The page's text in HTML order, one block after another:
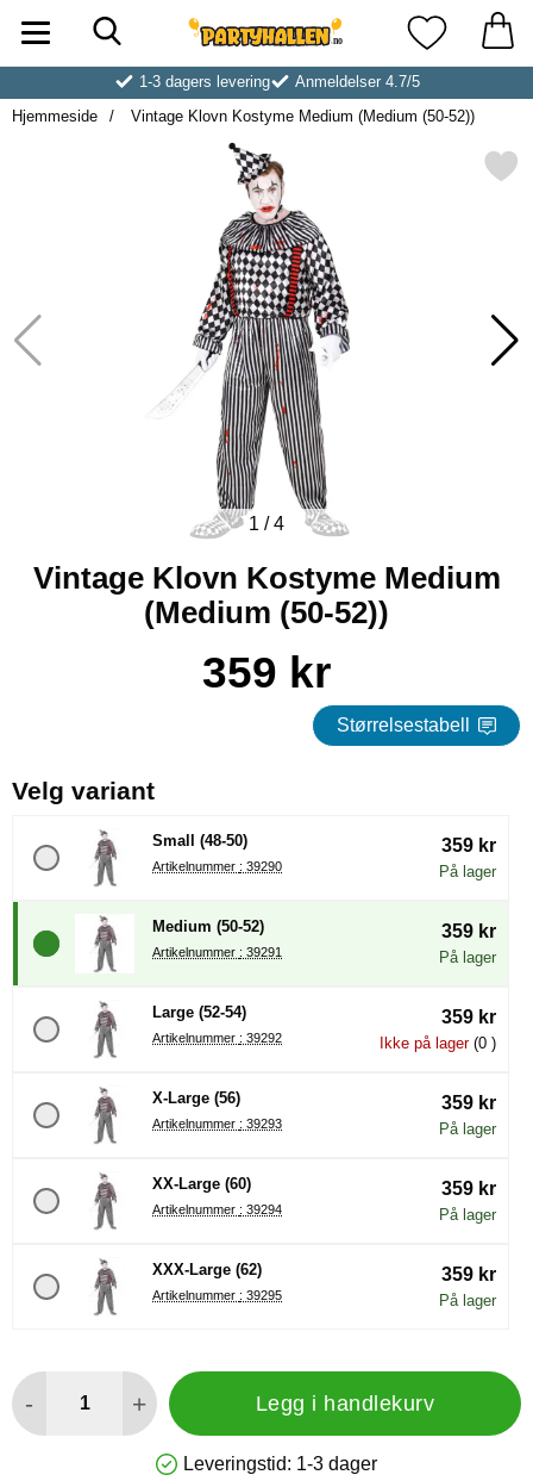
Startsiden for Partyhallen ABMine
1-3 dagers levering
Anmeldelser 4.7/5
Hjemmeside
Vintage Klovn Kostyme Medium (Medium (50-52))
Merk vintage Klovn Kostyme
1 /4
Vintage Klovn Kostyme Medium
(Medium (50-52))
Handle dette produktet, Vintage Klovn Kostyme Medium
pris
359 kr
Størrelsestabell
Velg variant, (å velge en ny radioknapp vil
Small (48-50)
Artikelnummer : 39290
359 kr
På lager
Medium (50-52)
Artikelnummer : 39291
359 kr
På lager
Large (52-54)
Artikelnummer : 39292
359 kr
Ikke på lager(0 )
X-Large (56)
Artikelnummer : 39293
359 kr
På lager
XX-Large (60)
Artikelnummer : 39294
359 kr
På lager
XXX-Large (62)
Artikelnummer : 39295
359 kr
På lager
- + Legg i handlekurv
Produkttilgjengelighet: På lager
Leveringstid: 1-3 dager